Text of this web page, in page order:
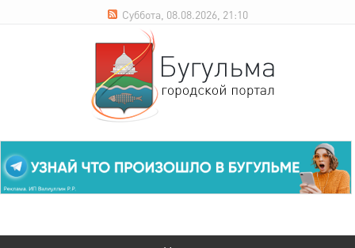
Суббота, 08.08.2026, 21:10